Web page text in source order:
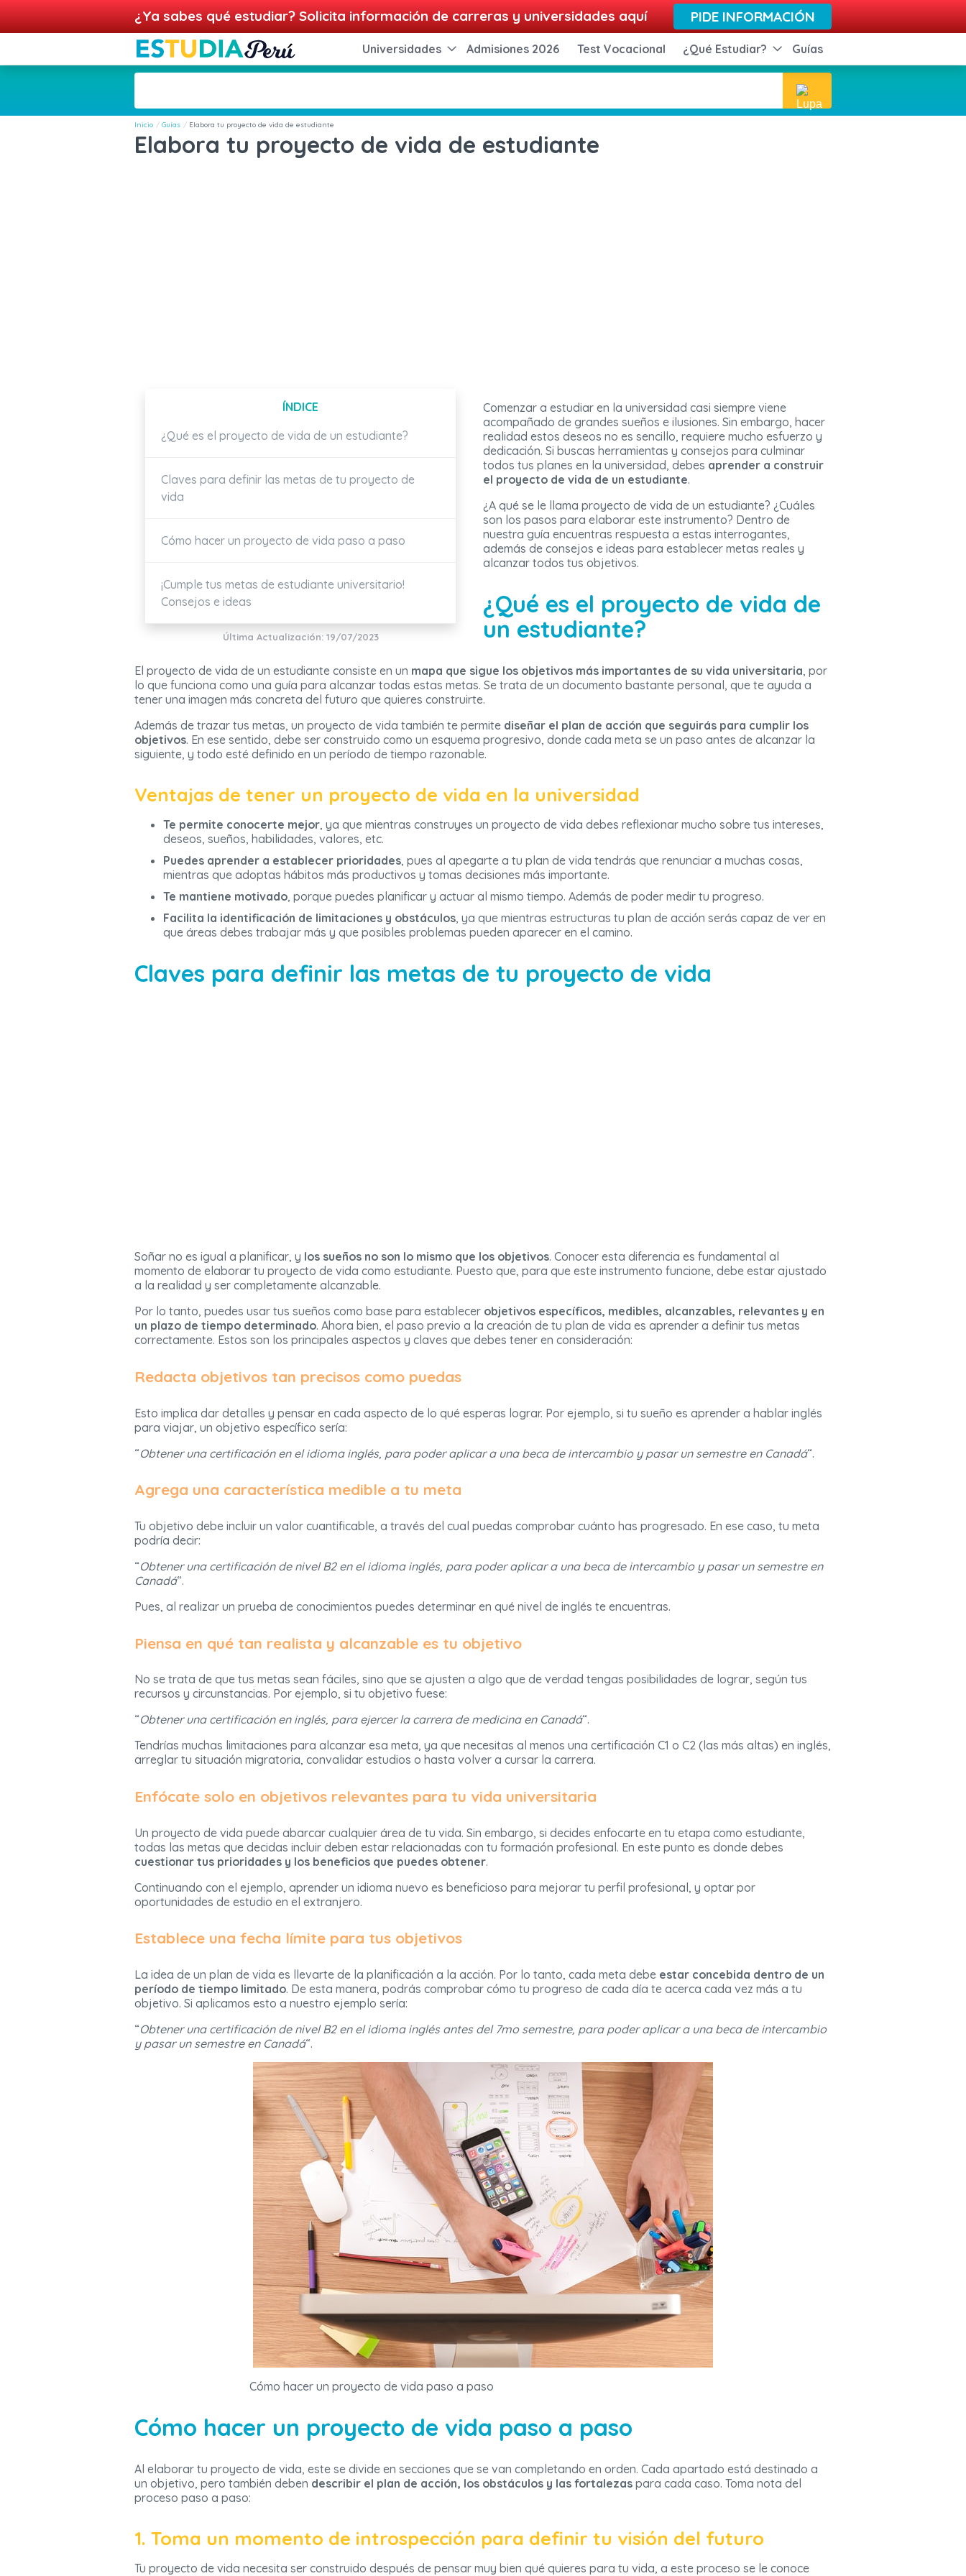
¿Ya sabes qué estudiar? Solicita información de carreras y universidades aquí PIDE INFORMACIÓN
Universidades Admisiones 2026 Test Vocacional ¿Qué Estudiar? Guías
Inicio Guías Elabora tu proyecto de vida de estudiante
Elabora tu proyecto de vida de estudiante
ÍNDICE
¿Qué es el proyecto de vida de un estudiante?
Claves para definir las metas de tu proyecto de
vida
Cómo hacer un proyecto de vida paso a paso
¡Cumple tus metas de estudiante universitario!
Consejos e ideas
Última Actualización: 19/07/2023
Comenzar a estudiar en la universidad casi siempre viene
acompañado de grandes sueños e ilusiones. Sin embargo, hacer
realidad estos deseos no es sencillo, requiere mucho esfuerzo y
dedicación. Si buscas herramientas y consejos para culminar
todos tus planes en la universidad, debes aprender a construir
el proyecto de vida de un estudiante.
¿A qué se le llama proyecto de vida de un estudiante? ¿Cuáles
son los pasos para elaborar este instrumento? Dentro de
nuestra guía encuentras respuesta a estas interrogantes,
además de consejos e ideas para establecer metas reales y
alcanzar todos tus objetivos.
¿Qué es el proyecto de vida de
un estudiante?
El proyecto de vida de un estudiante consiste en un mapa que sigue los objetivos más importantes de su vida universitaria, por
lo que funciona como una guía para alcanzar todas estas metas. Se trata de un documento bastante personal, que te ayuda a
tener una imagen más concreta del futuro que quieres construirte.
Además de trazar tus metas, un proyecto de vida también te permite diseñar el plan de acción que seguirás para cumplir los
objetivos. En ese sentido, debe ser construido como un esquema progresivo, donde cada meta se un paso antes de alcanzar la
siguiente, y todo esté definido en un período de tiempo razonable.
Ventajas de tener un proyecto de vida en la universidad
Te permite conocerte mejor, ya que mientras construyes un proyecto de vida debes reflexionar mucho sobre tus intereses,
deseos, sueños, habilidades, valores, etc.
Puedes aprender a establecer prioridades, pues al apegarte a tu plan de vida tendrás que renunciar a muchas cosas,
mientras que adoptas hábitos más productivos y tomas decisiones más importante.
Te mantiene motivado, porque puedes planificar y actuar al mismo tiempo. Además de poder medir tu progreso.
Facilita la identificación de limitaciones y obstáculos, ya que mientras estructuras tu plan de acción serás capaz de ver en
que áreas debes trabajar más y que posibles problemas pueden aparecer en el camino.
Claves para definir las metas de tu proyecto de vida
Soñar no es igual a planificar, y los sueños no son lo mismo que los objetivos. Conocer esta diferencia es fundamental al
momento de elaborar tu proyecto de vida como estudiante. Puesto que, para que este instrumento funcione, debe estar ajustado
a la realidad y ser completamente alcanzable.
Por lo tanto, puedes usar tus sueños como base para establecer objetivos específicos, medibles, alcanzables, relevantes y en
un plazo de tiempo determinado. Ahora bien, el paso previo a la creación de tu plan de vida es aprender a definir tus metas
correctamente. Estos son los principales aspectos y claves que debes tener en consideración:
Redacta objetivos tan precisos como puedas
Esto implica dar detalles y pensar en cada aspecto de lo qué esperas lograr. Por ejemplo, si tu sueño es aprender a hablar inglés
para viajar, un objetivo específico sería:
“Obtener una certificación en el idioma inglés, para poder aplicar a una beca de intercambio y pasar un semestre en Canadá“.
Agrega una característica medible a tu meta
Tu objetivo debe incluir un valor cuantificable, a través del cual puedas comprobar cuánto has progresado. En ese caso, tu meta
podría decir:
“Obtener una certificación de nivel B2 en el idioma inglés, para poder aplicar a una beca de intercambio y pasar un semestre en
Canadá“.
Pues, al realizar un prueba de conocimientos puedes determinar en qué nivel de inglés te encuentras.
Piensa en qué tan realista y alcanzable es tu objetivo
No se trata de que tus metas sean fáciles, sino que se ajusten a algo que de verdad tengas posibilidades de lograr, según tus
recursos y circunstancias. Por ejemplo, si tu objetivo fuese:
“Obtener una certificación en inglés, para ejercer la carrera de medicina en Canadá“.
Tendrías muchas limitaciones para alcanzar esa meta, ya que necesitas al menos una certificación C1 o C2 (las más altas) en inglés,
arreglar tu situación migratoria, convalidar estudios o hasta volver a cursar la carrera.
Enfócate solo en objetivos relevantes para tu vida universitaria
Un proyecto de vida puede abarcar cualquier área de tu vida. Sin embargo, si decides enfocarte en tu etapa como estudiante,
todas las metas que decidas incluir deben estar relacionadas con tu formación profesional. En este punto es donde debes
cuestionar tus prioridades y los beneficios que puedes obtener.
Continuando con el ejemplo, aprender un idioma nuevo es beneficioso para mejorar tu perfil profesional, y optar por
oportunidades de estudio en el extranjero.
Establece una fecha límite para tus objetivos
La idea de un plan de vida es llevarte de la planificación a la acción. Por lo tanto, cada meta debe estar concebida dentro de un
período de tiempo limitado. De esta manera, podrás comprobar cómo tu progreso de cada día te acerca cada vez más a tu
objetivo. Si aplicamos esto a nuestro ejemplo sería:
“Obtener una certificación de nivel B2 en el idioma inglés antes del 7mo semestre, para poder aplicar a una beca de intercambio
y pasar un semestre en Canadá“.
Cómo hacer un proyecto de vida paso a paso
Cómo hacer un proyecto de vida paso a paso
Al elaborar tu proyecto de vida, este se divide en secciones que se van completando en orden. Cada apartado está destinado a
un objetivo, pero también deben describir el plan de acción, los obstáculos y las fortalezas para cada caso. Toma nota del
proceso paso a paso:
1. Toma un momento de introspección para definir tu visión del futuro
Tu proyecto de vida necesita ser construido después de pensar muy bien qué quieres para tu vida, a este proceso se le conoce